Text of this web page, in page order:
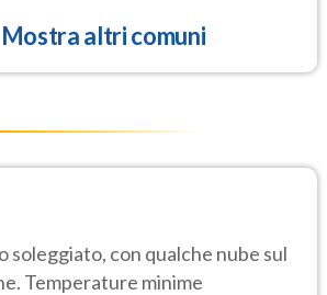
Mostra altri comuni
soleggiato, con qualche nube sul
Temperature minime